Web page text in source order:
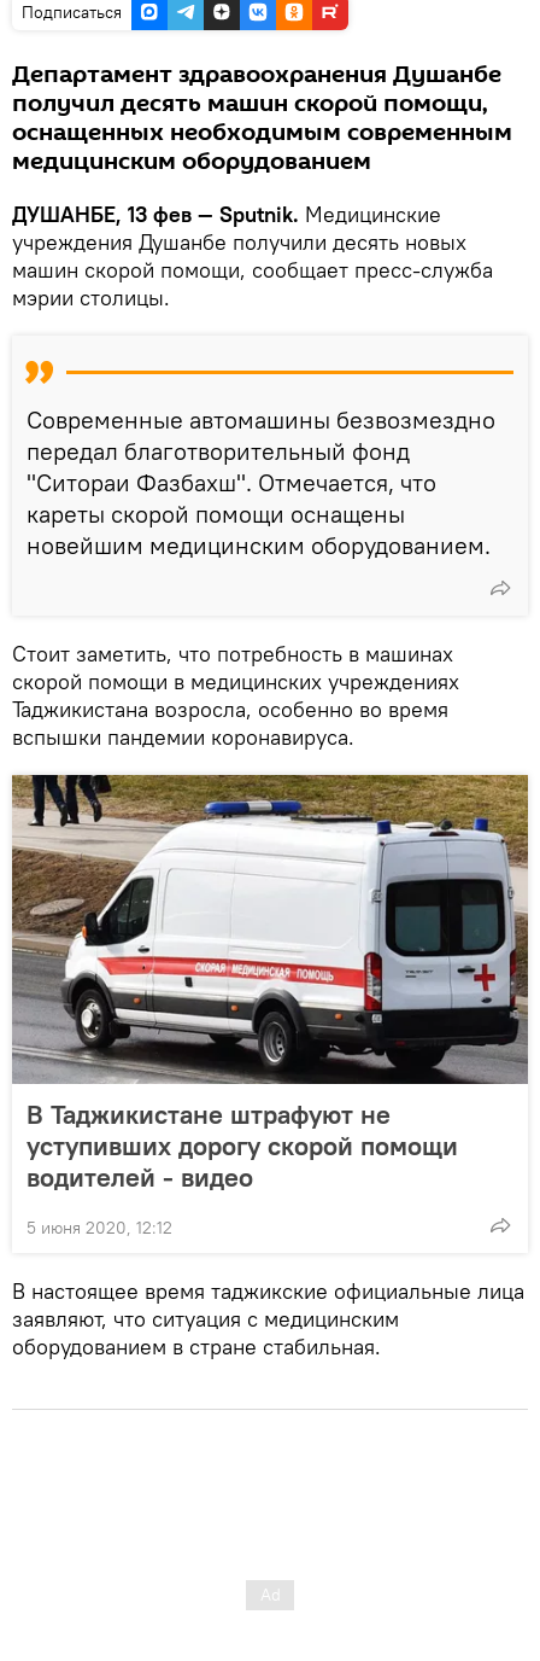
Подписаться
Департамент здравоохранения Душанбе
получил десять машин скорой помощи,
оснащенных необходимым современным
медицинским оборудованием
ДУШАНБЕ, 13 фев — Sputnik. Медицинские
учреждения Душанбе получили десять новых
машин скорой помощи, сообщает пресс-служба
мэрии столицы.
Современные автомашины безвозмездно
передал благотворительный фонд
"Ситораи Фазбахш". Отмечается, что
кареты скорой помощи оснащены
новейшим медицинским оборудованием.
Стоит заметить, что потребность в машинах
скорой помощи в медицинских учреждениях
Таджикистана возросла, особенно во время
вспышки пандемии коронавируса.
В Таджикистане штрафуют не
уступивших дорогу скорой помощи
водителей - видео
5 июня 2020, 12:12
В настоящее время таджикские официальные лица
заявляют, что ситуация с медицинским
оборудованием в стране стабильная.